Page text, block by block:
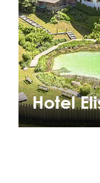
Hotel